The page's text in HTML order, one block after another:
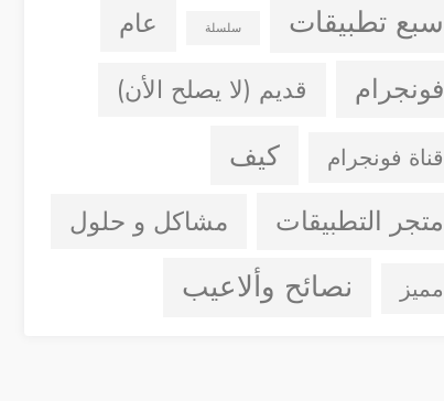
سبع تطبيقات سلسلة عام
فونجرام قديم (لا يصلح الأن)
قناة فونجرام كيف
متجر التطبيقات مشاكل و حلول
مميز نصائح وألاعيب